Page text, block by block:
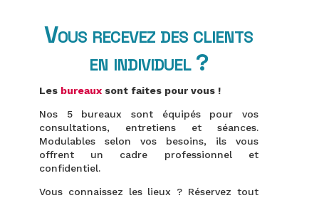
Vous recevez des clients
en individuel ?
Les bureauxsont faites pour vous !
Nos 5 bureaux sont équipés pour vos
consultations, entretiens et séances.
Modulables selon vos besoins, ils vous
offrent un cadre professionnel et
confidentiel.
Vous connaissez les lieux ? Réservez tout